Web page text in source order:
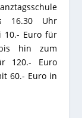
16.30 Uhr
10.- Euro für
hin zum
120.- Euro
60.- Euro in